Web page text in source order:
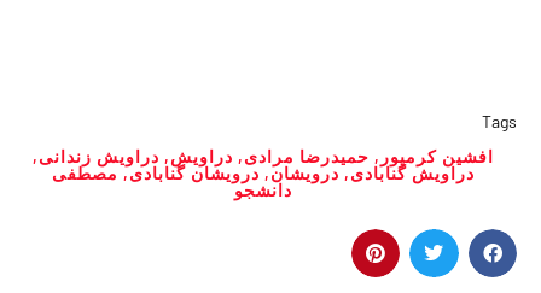
Tags
افشین کرمپور , حمیدرضا مرادی, دراویش, دراویش زندانی,
دراویش گنابادی, درویشان, درویشان گنابادی, مصطفی
دانشجو